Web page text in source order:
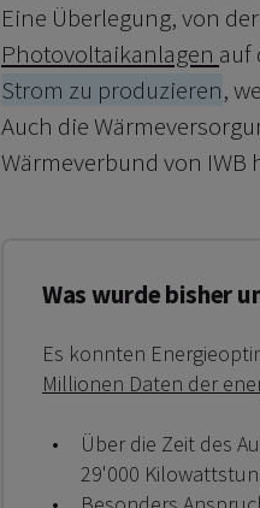
Eine Überlegung, von
Photovoltaikanlagen auf
Strom zu produzieren,
Auch die
Wärmeverbund von
Was wurde bisher
Es konnten
Millionen Daten der
Über die Zeit des
29'000